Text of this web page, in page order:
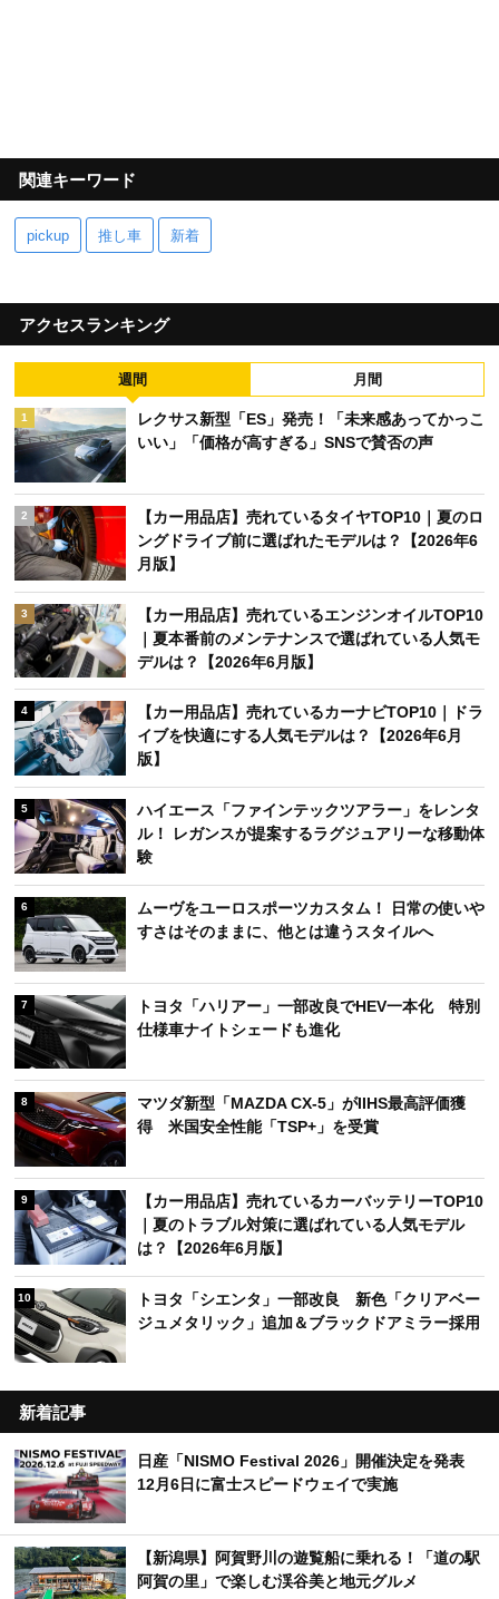
関連キーワード
pickup 推し車 新着
アクセスランキング
週間 月間
1
レクサス新型「ES」発売！「未来感あってかっこ
いい」「価格が高すぎる」SNSで賛否の声
2
【カー用品店】売れているタイヤTOP10｜夏のロ
ングドライブ前に選ばれたモデルは？【2026年6
月版】
3
【カー用品店】売れているエンジンオイルTOP10
｜夏本番前のメンテナンスで選ばれている人気モ
デルは？【2026年6月版】
4
【カー用品店】売れているカーナビTOP10｜ドラ
イブを快適にする人気モデルは？【2026年6月
版】
5
ハイエース「ファインテックツアラー」をレンタ
ル！ レガンスが提案するラグジュアリーな移動体
験
6
ムーヴをユーロスポーツカスタム！ 日常の使いや
すさはそのままに、他とは違うスタイルへ
7
トヨタ「ハリアー」一部改良でHEV一本化 特別
仕様車ナイトシェードも進化
8
マツダ新型「MAZDA CX-5」がIIHS最高評価獲
得 米国安全性能「TSP+」を受賞
9
【カー用品店】売れているカーバッテリーTOP10
｜夏のトラブル対策に選ばれている人気モデル
は？【2026年6月版】
10
トヨタ「シエンタ」一部改良 新色「クリアベー
ジュメタリック」追加＆ブラックドアミラー採用
新着記事
日産「NISMO Festival 2026」開催決定を発表
12月6日に富士スピードウェイで実施
【新潟県】阿賀野川の遊覧船に乗れる！「道の駅
阿賀の里」で楽しむ渓谷美と地元グルメ